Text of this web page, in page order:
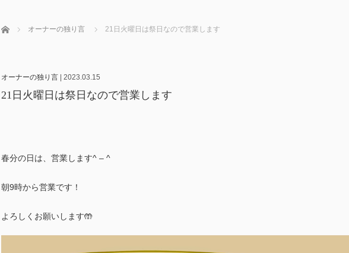
ホーム オーナーの独り言 21日火曜日は祭日なので営業します
オーナーの独り言| 2023.03.15
21日火曜日は祭日なので営業します
春分の日は、営業します^ – ^
朝9時から営業です！
よろしくお願いします🤲